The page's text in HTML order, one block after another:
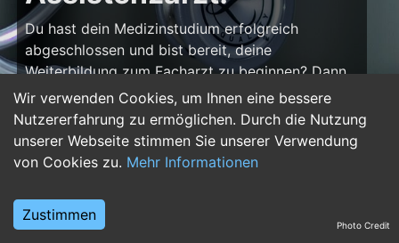
Wir verwenden Cookies, um Ihnen eine bessere
Nutzererfahrung zu ermöglichen. Durch die Nutzung
unserer Webseite stimmen Sie unserer Verwendung
von Cookies zu. Mehr Informationen
Zustimmen
Du hast dein Medizinstudium erfolgreich
abgeschlossen und bist bereit, deine
Weiterbildung zum Facharzt zu beginnen? Dann
bist du aufassistenz-arzt.comgenau richtig!
Hier findest du zahlreiche Stellenangebote für
Assistenzärzte in allen Fachrichtungen – von der
Inneren Medizin über die Chirurgie bis hin zur
deine Karriere im Arztberuf und finde die
passende Klinik oder Praxis für deinen nächstenPhoto Credit